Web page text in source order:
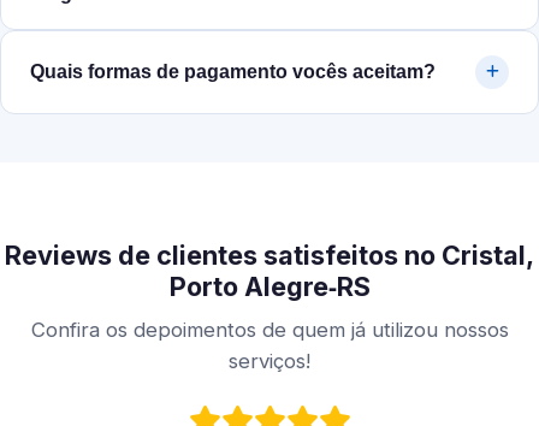
Quais formas de pagamento vocês aceitam?
Reviews de clientes satisfeitos no Cristal,
Porto Alegre‑RS
Confira os depoimentos de quem já utilizou nossos
serviços!